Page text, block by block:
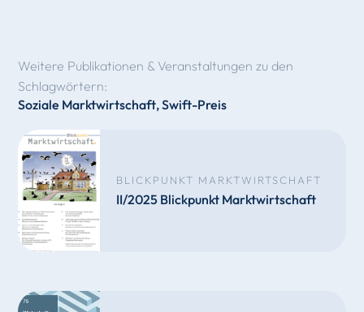
Weitere Publikationen & Veranstaltungen zu den
Schlagwörtern:
Soziale Marktwirtschaft,Swift-Preis
BLICKPUNKT MARKTWIRTSCHAFT
II/2025 Blickpunkt Marktwirtschaft